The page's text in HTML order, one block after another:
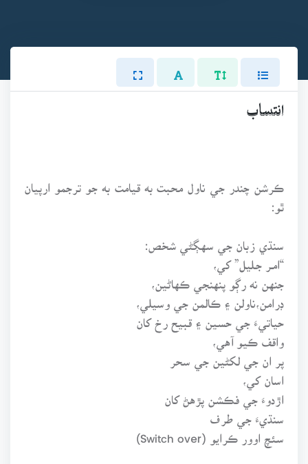
انتساب
ڪرشن چندر جي ناول محبت به قيامت به جو ترجمو ارپيان
ٿو:
سنڌي زبان جي سهڳڻي شخص:
“امـر جـليل” کي،
جنهن نه رڳو پنهنجي ڪهاڻين،
ڊرامن،ناولن ۽ ڪالمن جي وسيلي،
حياتيءَ جي حسين ۽ قبيح رخ کان
واقف ڪيو آهي،
پر ان جي لکڻين جي سحر
اسان کي،
اڙدوءَ جي فڪشن پڙهڻ کان
سنڌيءَ جي طرف
سئچ اوور ڪرايو (Switch over)